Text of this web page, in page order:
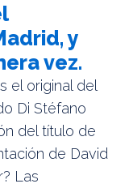
y
vez.
el original del
Di Stéfano
del título de
de David
Las